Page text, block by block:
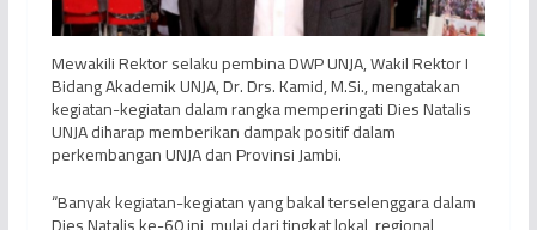
Mewakili Rektor selaku pembina DWP UNJA, Wakil Rektor I
Bidang Akademik UNJA, Dr. Drs. Kamid, M.Si., mengatakan
kegiatan-kegiatan dalam rangka memperingati Dies Natalis
UNJA diharap memberikan dampak positif dalam
perkembangan UNJA dan Provinsi Jambi.
“Banyak kegiatan-kegiatan yang bakal terselenggara dalam